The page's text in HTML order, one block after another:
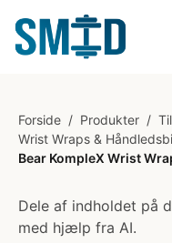
Forside / Produkter /
Wrist Wraps &
Bear KompleX Wrist
Dele af indholdet på
med hjælp fra AI.